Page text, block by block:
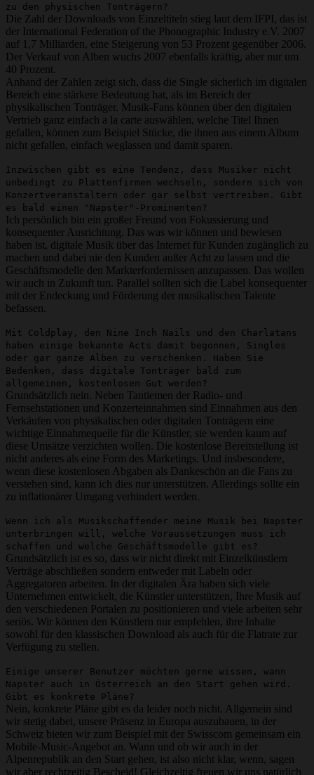
zu den physischen Tonträgern?
Die Zahl der Downloads von Einzeltiteln stieg laut dem IFPI, das ist
der International Federation of the Phonographic Industry e.V. 2007
auf 1,7 Milliarden, eine Steigerung von 53 Prozent gegenüber 2006.
Der Verkauf von Alben wuchs 2007 ebenfalls kräftig, aber nur um
40 Prozent.
Anhand der Zahlen zeigt sich, dass die Single sicherlich im digitalen
Bereich eine stärkere Bedeutung hat, als im Bereich der
physikalischen Tonträger. Musik-Fans können über den digitalen
Vertrieb ganz einfach a la carte auswählen, welche Titel Ihnen
gefallen, können zum Beispiel Stücke, die ihnen aus einem Album
nicht gefallen, einfach weglassen und damit sparen.
Inzwischen gibt es eine Tendenz, dass Musiker nicht
unbedingt zu Plattenfirmen wechseln, sondern sich von
Konzertveranstaltern oder gar selbst vertreiben. Gibt
es bald einen "Napster"-Prominenten?
Ich persönlich bin ein großer Freund von Fokussierung und
konsequenter Ausrichtung. Das was wir können und bewiesen
haben ist, digitale Musik über das Internet für Kunden zugänglich zu
machen und dabei nie den Kunden außer Acht zu lassen und die
Geschäftsmodelle den Markterfordernissen anzupassen. Das wollen
wir auch in Zukunft tun. Parallel sollten sich die Label konsequenter
mit der Endeckung und Förderung der musikalischen Talente
befassen.
Mit Coldplay, den Nine Inch Nails und den Charlatans
haben einige bekannte Acts damit begonnen, Singles
oder gar ganze Alben zu verschenken. Haben Sie
Bedenken, dass digitale Tonträger bald zum
allgemeinen, kostenlosen Gut werden?
Grundsätzlich nein. Neben Tantiemen der Radio- und
Fernsehstationen und Konzerteinnahmen sind Einnahmen aus den
Verkäufen von physikalischen oder digitalen Tonträgern eine
wichtige Einnahmequelle für die Künstler, sie werden kaum auf
diese Umsätze verzichten wollen. Die kostenlose Bereitstellung ist
nicht anderes als eine Form des Marketings. Und insbesondere,
wenn diese kostenlosen Abgaben als Dankeschön an die Fans zu
verstehen sind, kann ich dies nur unterstützen. Allerdings sollte ein
zu inflationärer Umgang verhindert werden.
Wenn ich als Musikschaffender meine Musik bei Napster
unterbringen will, welche Voraussetzungen muss ich
schaffen und welche Geschäftsmodelle gibt es?
Grundsätzlich ist es so, dass wir nicht direkt mit Einzelkünstlern
Verträge abschließen sondern entweder mit Labeln oder
Aggregatoren arbeiten. In der digitalen Ära haben sich viele
Unternehmen entwickelt, die Künstler unterstützen, Ihre Musik auf
den verschiedenen Portalen zu positionieren und viele arbeiten sehr
seriös. Wir können den Künstlern nur empfehlen, ihre Inhalte
sowohl für den klassischen Download als auch für die Flatrate zur
Verfügung zu stellen.
Einige unserer Benutzer möchten gerne wissen, wann
Napster auch in Österreich an den Start gehen wird.
Gibt es konkrete Pläne?
Nein, konkrete Pläne gibt es da leider noch nicht. Allgemein sind
wir stetig dabei, unsere Präsenz in Europa auszubauen, in der
Schweiz bieten wir zum Beispiel mit der Swisscom gemeinsam ein
Mobile-Music-Angebot an. Wann und ob wir auch in der
Alpenrepublik an den Start gehen, ist also nicht klar, wenn, sagen
wir aber rechtzeitig Bescheid! Gleichzeitig freuen wir uns natürlich